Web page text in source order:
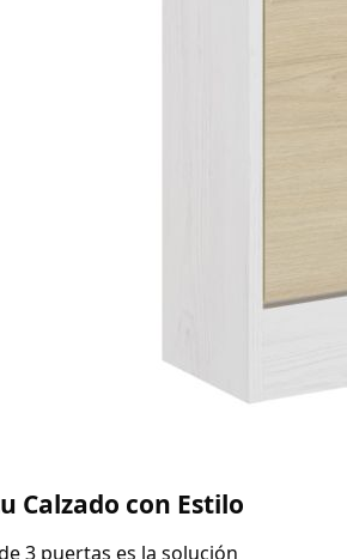
Calzado con Estilo
3 puertas es la solución